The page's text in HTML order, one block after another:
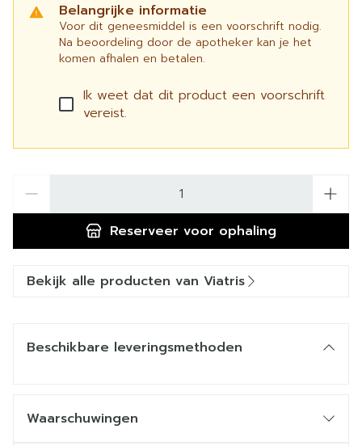
Belangrijke informatie
Voor dit geneesmiddel is een voorschrift nodig.
Na beoordeling door de apotheker kan je het
komen afhalen en betalen.
Ik weet dat dit product een voorschrift
vereist.
Reserveer voor ophaling
Bekijk alle producten van Viatris
Beschikbare leveringsmethoden
Waarschuwingen